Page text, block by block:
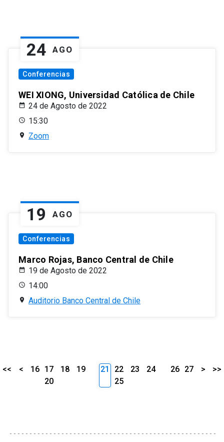
24 AGO
Conferencias
WEI XIONG, Universidad Católica de Chile
24 de Agosto de 2022
15:30
Zoom
19 AGO
Conferencias
Marco Rojas, Banco Central de Chile
19 de Agosto de 2022
14:00
Auditorio Banco Central de Chile
<< < 16 17 18
19
20
21 22 23
24
25
26 27 > >>